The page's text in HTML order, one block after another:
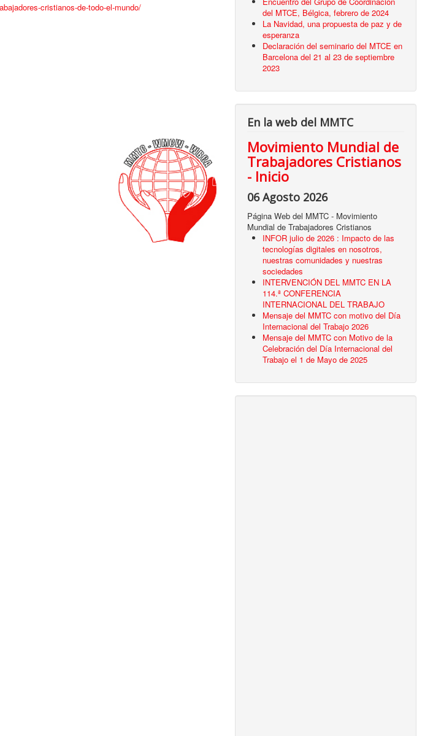
cristianos-de-todo-el-mundo/
del MTCE, Bélgica, febrero de 2024
La Navidad, una propuesta de paz y de
esperanza
Declaración del seminario del MTCE en
Barcelona del 21 al 23 de septiembre
2023
En la web del MMTC
Movimiento Mundial de
Trabajadores Cristianos
- Inicio
06 Agosto 2026
Página Web del MMTC - Movimiento
Mundial de Trabajadores Cristianos
INFOR julio de 2026 : Impacto de las
tecnologías digitales en nosotros,
nuestras comunidades y nuestras
sociedades
INTERVENCIÓN DEL MMTC EN LA
114.ª CONFERENCIA
INTERNACIONAL DEL TRABAJO
Mensaje del MMTC con motivo del Día
Internacional del Trabajo 2026
Mensaje del MMTC con Motivo de la
Celebración del Día Internacional del
Trabajo el 1 de Mayo de 2025